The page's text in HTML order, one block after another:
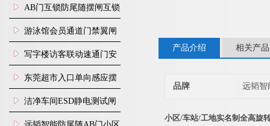
尘车间防静电闸机
AB门互锁防尾随摆闸互锁
闸机
游泳馆会员通道门禁翼闸
写字楼访客联动速通门安
装
东莞超市入口单向感应摆
闸安装
洁净车间ESD静电测试闸
机
产品介绍 相关产品
品牌 远韬智
小区/车站/工地实名制全高旋